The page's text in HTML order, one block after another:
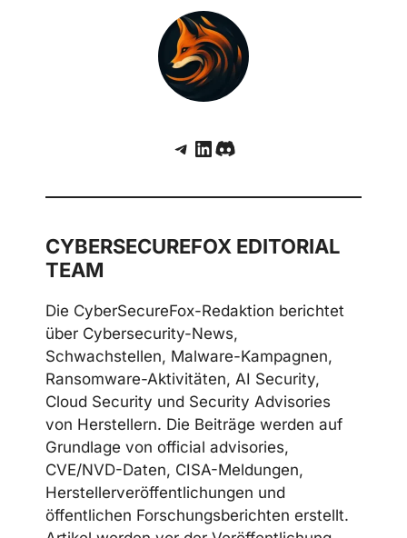
Telegram
LinkedIn
Discord
CYBERSECUREFOX EDITORIAL
TEAM
Die CyberSecureFox-Redaktion berichtet
über Cybersecurity-News,
Schwachstellen, Malware-Kampagnen,
Ransomware-Aktivitäten, AI Security,
Cloud Security und Security Advisories
von Herstellern. Die Beiträge werden auf
Grundlage von official advisories,
CVE/NVD-Daten, CISA-Meldungen,
Herstellerveröffentlichungen und
öffentlichen Forschungsberichten erstellt.